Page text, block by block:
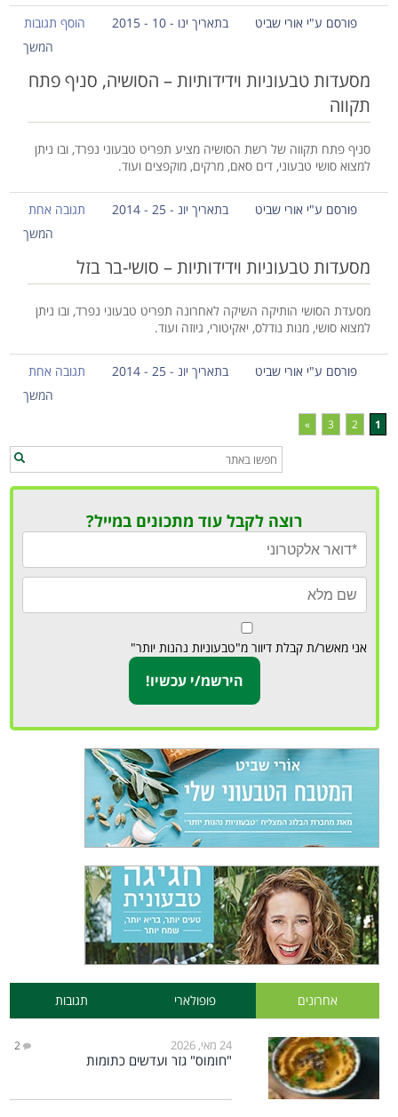
פורסם ע"י אורי שביט בתאריך ינו - 10 - 2015
הוסף תגובות
המשך
מסעדות טבעוניות וידידותיות – הסושיה, סניף פתח
תקווה
סניף פתח תקווה של רשת הסושיה מציע תפריט טבעוני נפרד, ובו ניתן
למצוא סושי טבעוני, דים סאם, מרקים, מוקפצים ועוד.
פורסם ע"י אורי שביט בתאריך יונ - 25 - 2014
תגובה אחת
המשך
מסעדות טבעוניות וידידותיות – סושי-בר בזל
מסעדת הסושי הותיקה השיקה לאחרונה תפריט טבעוני נפרד, ובו ניתן
למצוא סושי, מנות נודלס, יאקיטורי, גיוזה ועוד.
פורסם ע"י אורי שביט בתאריך יונ - 25 - 2014
תגובה אחת
המשך
1
2
3
»
רוצה לקבל עוד מתכונים במייל?
אני מאשר/ת קבלת דיוור מ"טבעוניות נהנות יותר"
אחרונים פופולארי תגובות
24 מאי, 2026 2
"חומוס" גזר ועדשים כתומות